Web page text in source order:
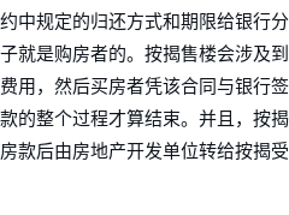
规定的归还方式和期限给银行
是购房者的。按揭售楼会涉及
用，然后买房者凭该合同与银行
的整个过程才算结束。并且，按
款后由房地产开发单位转给按揭